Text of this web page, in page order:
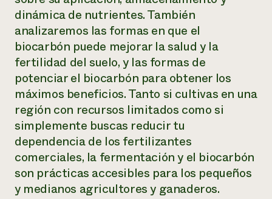
dinámica de nutrientes. También
analizaremos las formas en que el
biocarbón puede mejorar la salud y la
fertilidad del suelo, y las formas de
potenciar el biocarbón para obtener los
máximos beneficios. Tanto si cultivas en una
región con recursos limitados como si
simplemente buscas reducir tu
dependencia de los fertilizantes
comerciales, la fermentación y el biocarbón
son prácticas accesibles para los pequeños
y medianos agricultores y ganaderos.